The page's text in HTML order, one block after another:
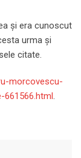
și era cunoscut
urma și
citate.
morcovescu-
.